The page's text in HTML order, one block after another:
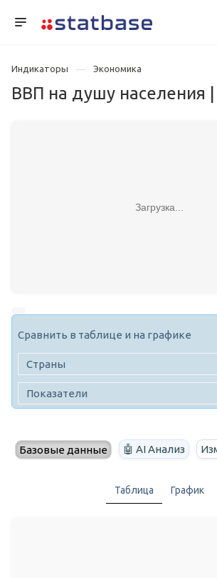
Индикаторы Экономика
ВВП на душу населения
Загрузка...
Сравнить в таблице и на графике
Базовые данные 🤖 AI Анализ
Таблица График